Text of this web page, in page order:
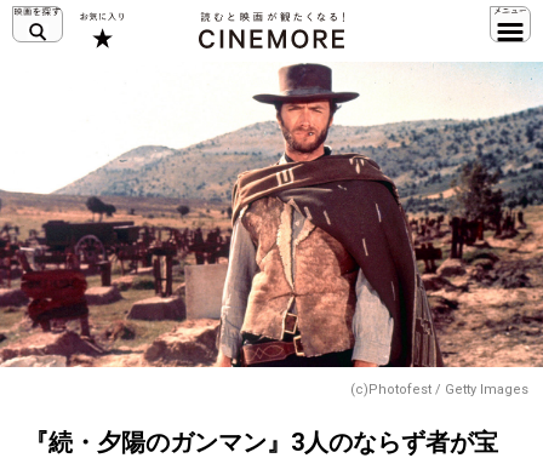
(c)Photofest / Getty Images
『続・夕陽のガンマン』3人のならず者が宝